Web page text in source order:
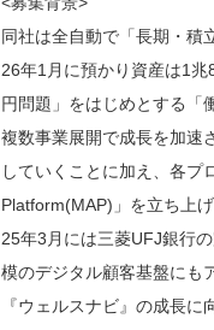
同社は全自動で「長期・積
26年1月に預かり資産は1
円問題」をはじめとする「
複数事業展開で成長を加速
していくことに加え、各プ
Platform(MAP)」を立ち上げ
25年3月には三菱UFJ銀行
模のデジタル顧客基盤にも
『ウェルスナビ』の成長